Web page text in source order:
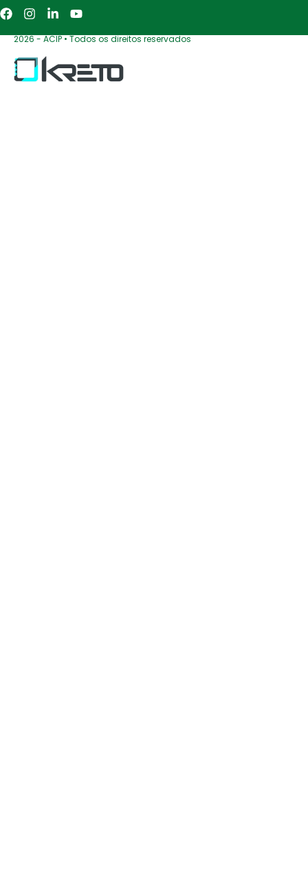
2026 - ACIP • Todos os direitos reservados